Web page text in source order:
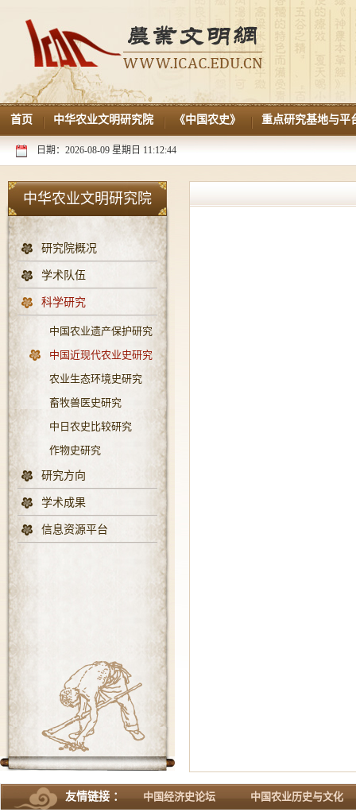
首页 中华农业文明研究院 《中国农史》 重点研究基地与平
日期：2026-08-09 星期日 11:12:44
中华农业文明研究院
研究院概况
学术队伍
科学研究
中国农业遗产保护研究
中国近现代农业史研究
农业生态环境史研究
畜牧兽医史研究
中日农史比较研究
作物史研究
研究方向
学术成果
信息资源平台
友情链接 ： 中国经济史论坛 中国农业历史与文化